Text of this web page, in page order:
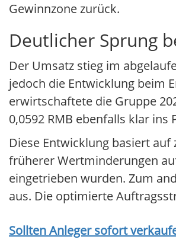
Gewinnzone zurück.
Deutlicher Sprung
Der Umsatz stieg im
jedoch die Entwicklung beim
erwirtschaftete die Gruppe
0,0592 RMB ebenfalls klar ins
Diese Entwicklung basiert
früherer Wertminderungen
eingetrieben wurden. Zum
aus. Die optimierte
Sollten Anleger sofort